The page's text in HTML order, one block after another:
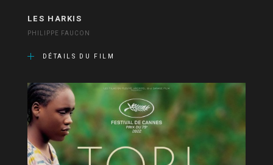
LES HARKIS
PHILIPPE FAUCON
DÉTAILS DU FILM